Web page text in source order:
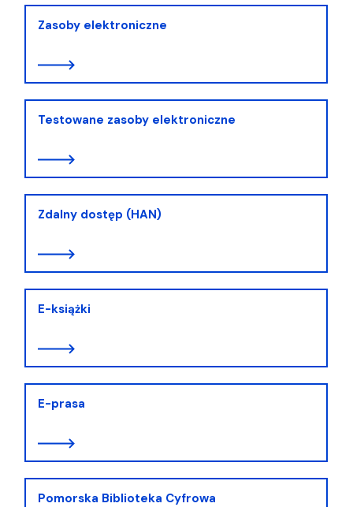
Zasoby elektroniczne
Testowane zasoby elektroniczne
Zdalny dostęp (HAN)
E-książki
E-prasa
Pomorska Biblioteka Cyfrowa